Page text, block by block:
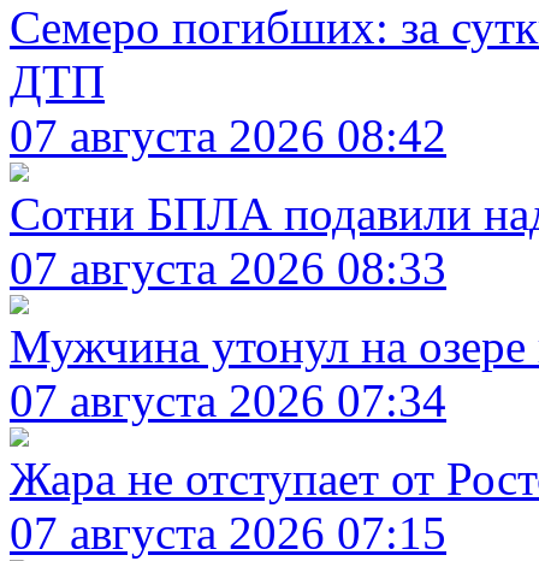
Семеро погибших: за
ДТП
07 августа 2026 08:42
Сотни БПЛА подавили
07 августа 2026 08:33
Мужчина утонул на озере
07 августа 2026 07:34
Жара не отступает от
07 августа 2026 07:15